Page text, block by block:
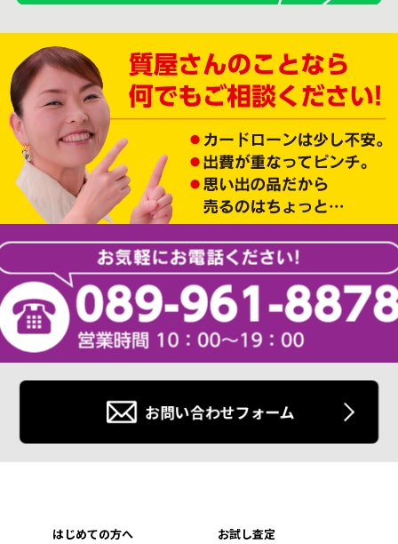
お問い合わせフォーム
はじめての方へ
お試し査定